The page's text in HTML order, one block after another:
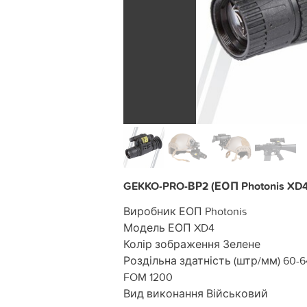
GEKKO-PRO-ВР2 (ЕОП Photonis
Виробник ЕОП Photonis
Модель ЕОП XD4
Колір зображення Зелене
Роздільна здатність (штр/мм) 60-
FOM 1200
Вид виконання Військовий